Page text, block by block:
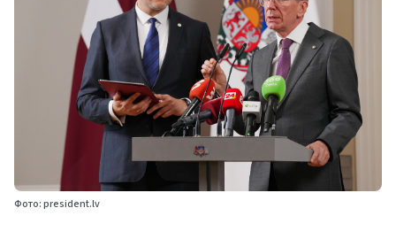
Фото: president.lv